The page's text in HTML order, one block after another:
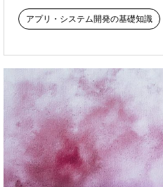
アプリ・システム開発の基礎知識